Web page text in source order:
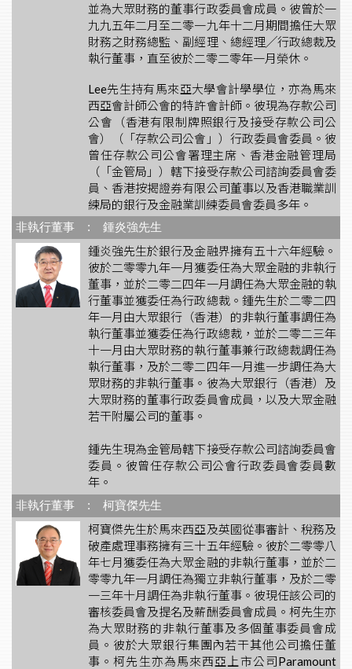
並為大眾財務的董事行政委員會成員。彼曾於一
九九五年二月至二零一九年十二月期間擔任大眾
財務之財務總監、副經理、總經理╱行政總裁及
執行董事，直至彼於二零二零年一月榮休。
Lee先生持有馬來亞大學會計學學位，亦為馬來
西亞會計師公會的特許會計師。彼現為存款公司
公會（香港有限制牌照銀行及接受存款公司公
會）（「存款公司公會」）行政委員會委員。彼
曾任存款公司公會署理主席、香港金融管理局
（「金管局」）轄下接受存款公司諮詢委員會委
員、香港按揭證券有限公司董事以及香港職業訓
練局的銀行及金融業訓練委員會委員多年。
非執行董事 : 鍾炎強先生
鍾炎強先生於銀行及金融界擁有五十六年經驗。
彼於二零零九年一月獲委任為大眾金融的非執行
董事，並於二零二四年一月調任為大眾金融的執
行董事並獲委任為行政總裁。鍾先生於二零二四
年一月由大眾銀行（香港）的非執行董事調任為
執行董事並獲委任為行政總裁，並於二零二三年
十一月由大眾財務的執行董事兼行政總裁調任為
執行董事，及於二零二四年一月進一步調任為大
眾財務的非執行董事。彼為大眾銀行（香港）及
大眾財務的董事行政委員會成員，以及大眾金融
若干附屬公司的董事。
鍾先生現為金管局轄下接受存款公司諮詢委員會
委員。彼曾任存款公司公會行政委員會委員數
年。
非執行董事 : 柯寶傑先生
柯寶傑先生於馬來西亞及英國從事審計、稅務及
破產處理事務擁有三十五年經驗。彼於二零零八
年七月獲委任為大眾金融的非執行董事，並於二
零零九年一月調任為獨立非執行董事，及於二零
一三年十月調任為非執行董事。彼現任該公司的
審核委員會及提名及薪酬委員會成員。柯先生亦
為大眾財務的非執行董事及多個董事委員會成
員。彼於大眾銀行集團內若干其他公司擔任董
事。柯先生亦為馬來西亞上市公司Paramount